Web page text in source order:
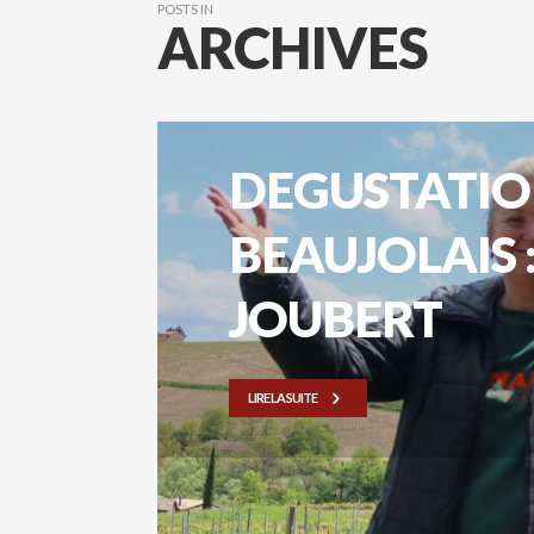
POSTS IN
ARCHIVES
BEAUJOLAIS
JOUBERT
LIRE LA SUITE